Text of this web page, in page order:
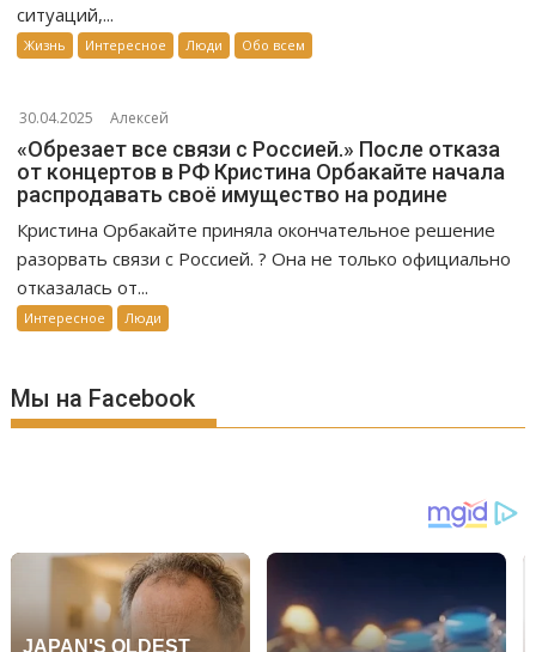
ситуаций,...
Жизнь Интересное Люди Обо всем
30.04.2025 Алексей
«Обрезает все связи с Россией.» После отказа
от концертов в РФ Кристина Орбакайте начала
распродавать своё имущество на родине
Кристина Орбакайте приняла окончательное решение
разорвать связи с Россией. ? Она не только официально
отказалась от...
Интересное Люди
Мы на Facebook